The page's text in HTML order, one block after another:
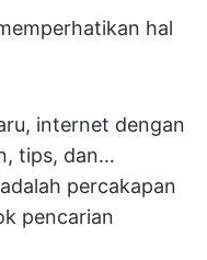
hal
internet dengan
tips, dan…
percakapan
pencarian